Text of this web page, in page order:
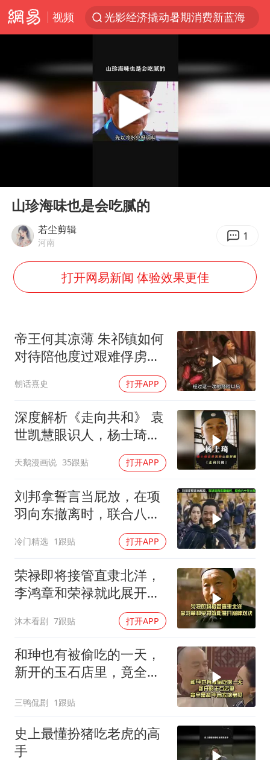
视频
光影经济撬动暑期消费新蓝海
新疆优化调整景区内自驾服务费
情侣平潭拍日出坠崖1死1伤
黄金牛市回来了吗
36岁男演员成景区NPC后人气爆棚
全民健身事业高质量发展
几元成本的AI广告导致千万市值蒸发
老挝国会主席赛宋蓬逝世
夏日经济乘“热”而上 消费市场向“新”而行
乐享全民健身 共筑健康中国
Play
山珍海味也是会吃腻的
若尘剪辑
河南 1
打开网易新闻 体验效果更佳
帝王何其凉薄 朱祁镇如何
对待陪他度过艰难俘虏生
朝话熹史 打开APP
深度解析《走向共和》 袁
世凯慧眼识人，杨士琦确
天鹅漫画说 35跟贴 打开APP
刘邦拿誓言当屁放，在项
羽向东撤离时，联合八十
冷门精选 1跟贴 打开APP
荣禄即将接管直隶北洋，
李鸿章和荣禄就此展开巅
沐木看剧 7跟贴 打开APP
和珅也有被偷吃的一天，
新开的玉石店里，竟全是
三鸭侃剧 1跟贴
史上最懂扮猪吃老虎的高
手